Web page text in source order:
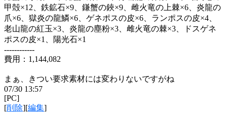
甲殻×12、鉄鉱石×9、鎌蟹の鋏×9、雌火竜の上棘×6、炎龍の
爪×6、獄炎の龍鱗×6、ゲネポスの皮×6、ランポスの皮×4、
老山龍の紅玉×3、炎龍の塵粉×3、雌火竜の棘×3、ドスゲネ
ポスの皮×1、陽光石×1
------------
費用：1,144,082
まぁ、きつい要求素材には変わりないですがね
07/30 13:57
[PC]
[削除][編集]